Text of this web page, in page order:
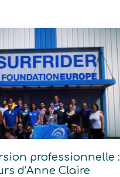
professionnelle :
d’Anne Claire